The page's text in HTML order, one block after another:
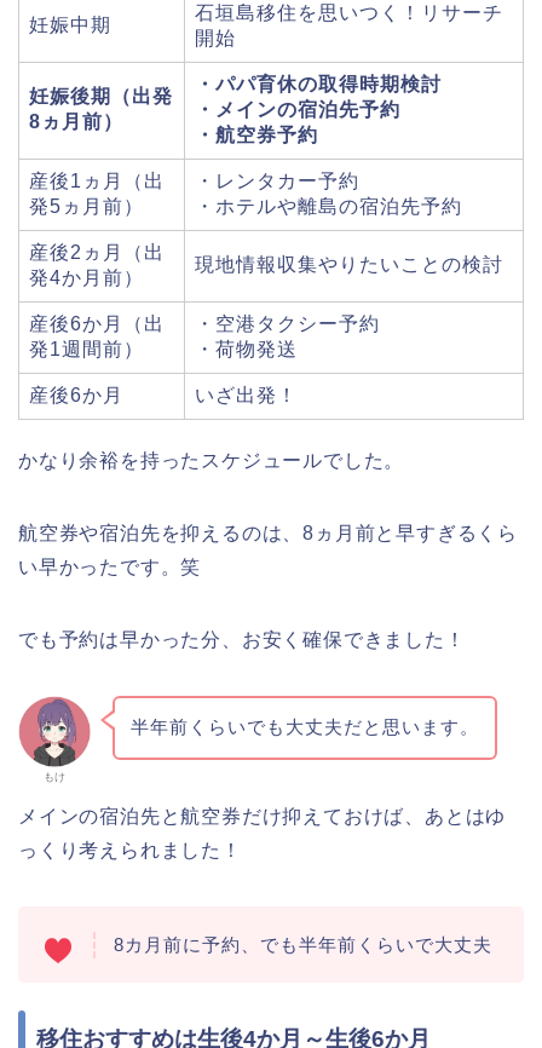
妊娠中期
石垣島移住を思いつく！リサーチ
開始
妊娠後期（出発
8ヵ月前）
・パパ育休の取得時期検討
・メインの宿泊先予約
・航空券予約
産後1ヵ月（出
発5ヵ月前）
・レンタカー予約
・ホテルや離島の宿泊先予約
産後2ヵ月（出
発4か月前）
現地情報収集やりたいことの検討
産後6か月（出
発1週間前）
・空港タクシー予約
・荷物発送
産後6か月 いざ出発！
かなり余裕を持ったスケジュールでした。
航空券や宿泊先を抑えるのは、8ヵ月前と早すぎるくら
い早かったです。笑
でも予約は早かった分、お安く確保できました！
もけ
半年前くらいでも大丈夫だと思います。
メインの宿泊先と航空券だけ抑えておけば、あとはゆ
っくり考えられました！
8カ月前に予約、でも半年前くらいで大丈夫
移住おすすめは生後4か月～生後6か月